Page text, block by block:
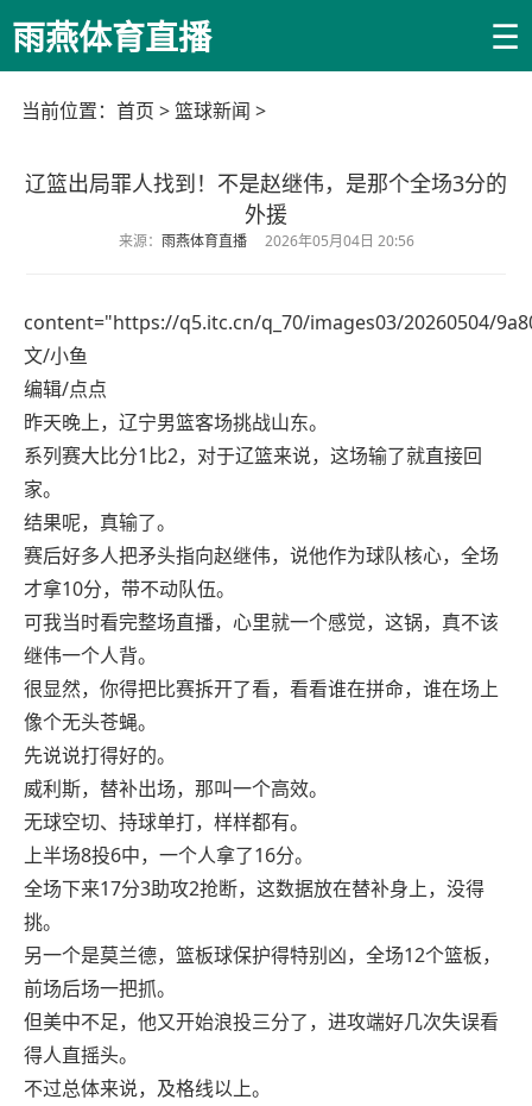
雨燕体育直播 ☰
当前位置： 首页 >篮球新闻 >
辽篮出局罪人找到！不是赵继伟，是那个全场3分的
外援
来源： 雨燕体育直播 2026年05月04日 20:56
content="https://q5.itc.cn/q_70/images03/20260504/
文/小鱼
编辑/点点
昨天晚上，辽宁男篮客场挑战山东。
系列赛大比分1比2，对于辽篮来说，这场输了就直接回
家。
结果呢，真输了。
赛后好多人把矛头指向赵继伟，说他作为球队核心，全场
才拿10分，带不动队伍。
可我当时看完整场直播，心里就一个感觉，这锅，真不该
继伟一个人背。
很显然，你得把比赛拆开了看，看看谁在拼命，谁在场上
像个无头苍蝇。
先说说打得好的。
威利斯，替补出场，那叫一个高效。
无球空切、持球单打，样样都有。
上半场8投6中，一个人拿了16分。
全场下来17分3助攻2抢断，这数据放在替补身上，没得
挑。
另一个是莫兰德，篮板球保护得特别凶，全场12个篮板，
前场后场一把抓。
但美中不足，他又开始浪投三分了，进攻端好几次失误看
得人直摇头。
不过总体来说，及格线以上。